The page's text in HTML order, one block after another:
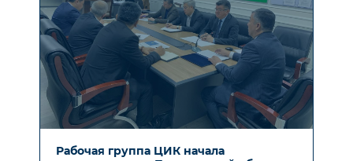
Рабочая группа ЦИК начала